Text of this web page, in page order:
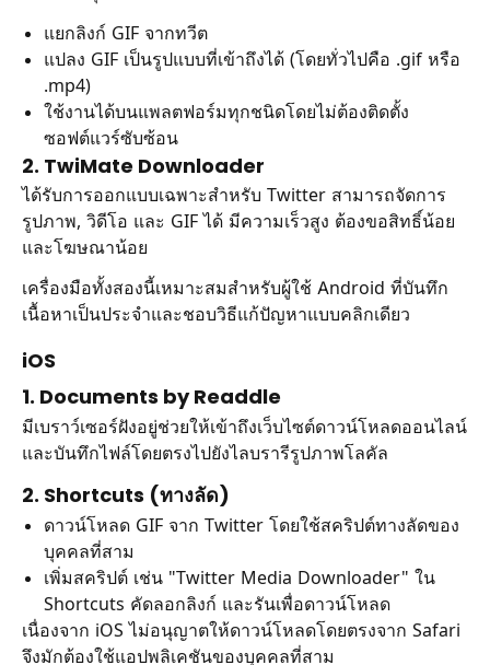
แยกลิงก์ GIF จากทวีต
แปลง GIF เป็นรูปแบบที่เข้าถึงได้ (โดยทั่วไปคือ .gif หรือ
.mp4)
ใช้งานได้บนแพลตฟอร์มทุกชนิดโดยไม่ต้องติดตั้ง
ซอฟต์แวร์ซับซ้อน
2. TwiMate Downloader
ได้รับการออกแบบเฉพาะสำหรับ Twitter สามารถจัดการ
รูปภาพ, วิดีโอ และ GIF ได้ มีความเร็วสูง ต้องขอสิทธิ์น้อย
และโฆษณาน้อย
เครื่องมือทั้งสองนี้เหมาะสมสำหรับผู้ใช้ Android ที่บันทึก
เนื้อหาเป็นประจำและชอบวิธีแก้ปัญหาแบบคลิกเดียว
iOS
1. Documents by Readdle
มีเบราว์เซอร์ฝังอยู่ช่วยให้เข้าถึงเว็บไซต์ดาวน์โหลดออนไลน์
และบันทึกไฟล์โดยตรงไปยังไลบรารีรูปภาพโลคัล
2. Shortcuts (ทางลัด)
ดาวน์โหลด GIF จาก Twitter โดยใช้สคริปต์ทางลัดของ
บุคคลที่สาม
เพิ่มสคริปต์ เช่น "Twitter Media Downloader" ใน
Shortcuts คัดลอกลิงก์ และรันเพื่อดาวน์โหลด
เนื่องจาก iOS ไม่อนุญาตให้ดาวน์โหลดโดยตรงจาก Safari
จึงมักต้องใช้แอปพลิเคชันของบุคคลที่สาม